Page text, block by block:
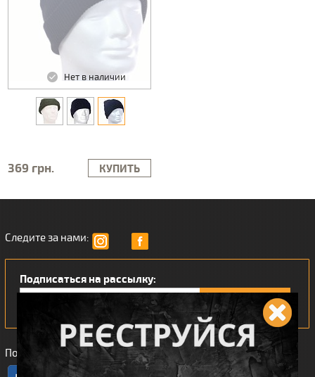
Нет в наличии
369 грн. КУПИТЬ
Следите за нами:
Подписаться на рассылку:
Понравился наш интернет магазин?